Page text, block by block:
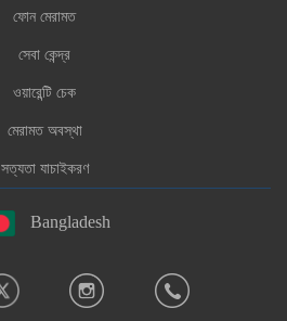
ফোন মেরামত
সেবা কেন্দ্র
ওয়ারেন্টি চেক
মেরামত অবস্থা
সত্যতা যাচাইকরণ
Bangladesh